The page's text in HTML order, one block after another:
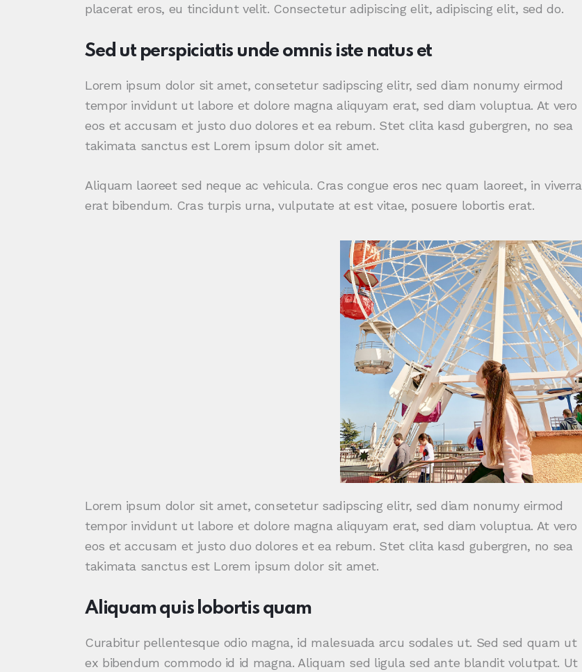
placerat eros, eu tincidunt velit. Consectetur adipiscing elit, adipiscing elit, sed do.
Sed ut perspiciatis unde omnis iste natus et
Lorem ipsum dolor sit amet, consetetur sadipscing elitr, sed diam nonumy eirmod
tempor invidunt ut labore et dolore magna aliquyam erat, sed diam voluptua. At vero
eos et accusam et justo duo dolores et ea rebum. Stet clita kasd gubergren, no sea
takimata sanctus est Lorem ipsum dolor sit amet.
Aliquam laoreet sed neque ac vehicula. Cras congue eros nec quam laoreet, in viverra
erat bibendum. Cras turpis urna, vulputate at est vitae, posuere lobortis erat.
Lorem ipsum dolor sit amet, consetetur sadipscing elitr, sed diam nonumy eirmod
tempor invidunt ut labore et dolore magna aliquyam erat, sed diam voluptua. At vero
eos et accusam et justo duo dolores et ea rebum. Stet clita kasd gubergren, no sea
takimata sanctus est Lorem ipsum dolor sit amet.
Aliquam quis lobortis quam
Curabitur pellentesque odio magna, id malesuada arcu sodales ut. Sed sed quam ut
ex bibendum commodo id id magna. Aliquam sed ligula sed ante blandit volutpat. Ut